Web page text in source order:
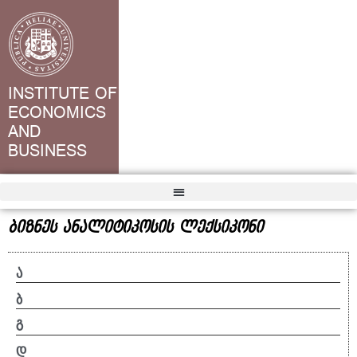
INSTITUTE OF
ECONOMICS
AND
BUSINESS
ბიზნეს ანალიტიკოსის ლექსიკონი
ა
ბ
გ
დ